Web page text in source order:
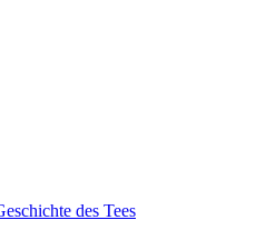
des Tees